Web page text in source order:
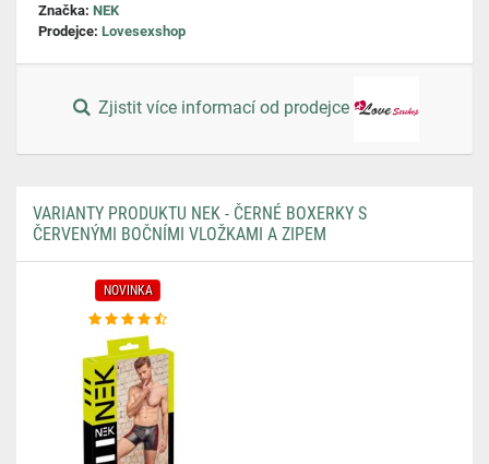
Značka: NEK
Prodejce: Lovesexshop
Zjistit více informací od prodejce
VARIANTY PRODUKTU NEK - ČERNÉ BOXERKY S
ČERVENÝMI BOČNÍMI VLOŽKAMI A ZIPEM
NOVINKA